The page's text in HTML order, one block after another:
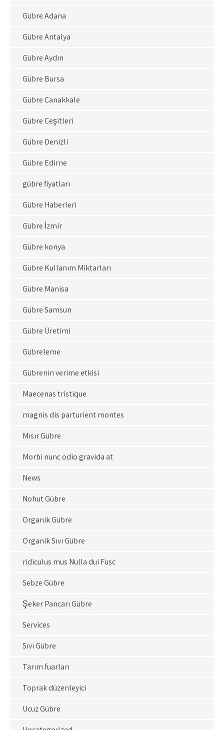
Gübre Adana
Gübre Antalya
Gübre Aydın
Gübre Bursa
Gübre Çanakkale
Gübre Çeşitleri
Gübre Denizli
Gübre Edirne
gübre fiyatları
Gübre Haberleri
Gübre İzmir
Gübre konya
Gübre Kullanım Miktarları
Gübre Manisa
Gübre Samsun
Gübre Üretimi
Gübreleme
Gübrenin verime etkisi
Maecenas tristique
magnis dis parturient montes
Mısır Gübre
Morbi nunc odio gravida at
News
Nohut Gübre
Organik Gübre
Organik Sıvı Gübre
ridiculus mus Nulla dui Fusc
Sebze Gübre
Şeker Pancarı Gübre
Services
Sıvı Gübre
Tarım fuarları
Toprak düzenleyici
Ucuz Gübre